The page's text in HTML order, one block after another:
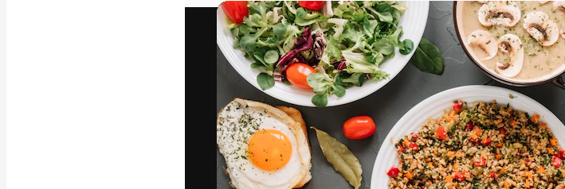
Videa
Záběry
Pohybová grafika
Video šablony
Ikony
3D modely
Kreativní platforma pro tvorbu vaší nejlepší
práce. Více než 1 milion předplatitelů napříč
kreativci, podniky, agenturami a studii.
Čeština
Produkty
Spaces
AI asistent
AI generátor
obrázků
AI generátor